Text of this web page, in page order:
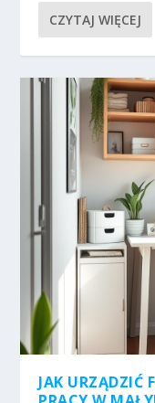
CZYTAJ WIĘCEJ
JAK URZĄDZIĆ